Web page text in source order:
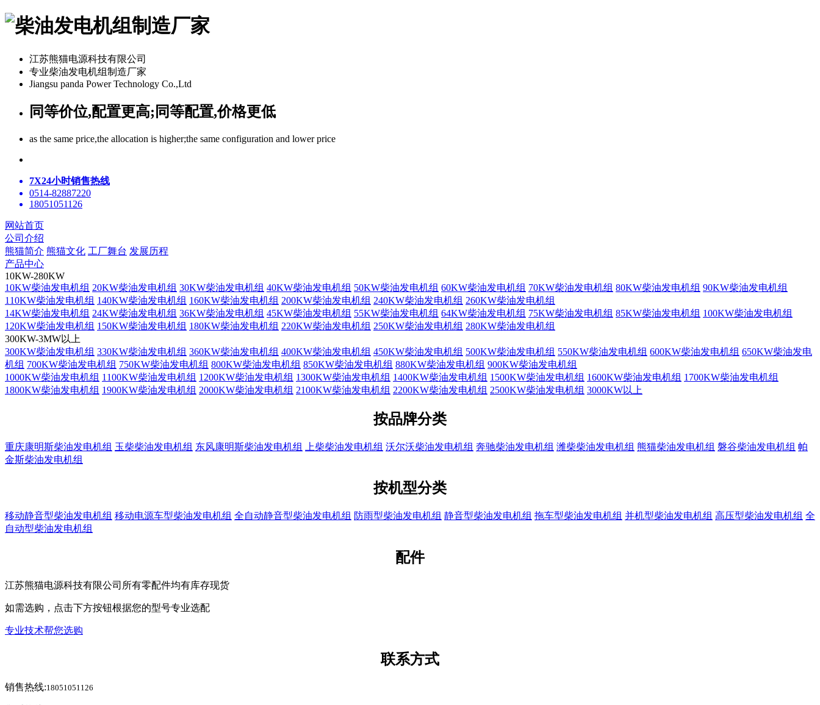
江苏熊猫电源科技有限公司
专业柴油发电机组制造厂家
Jiangsu panda Power Technology Co.,Ltd
同等价位,配置更高;同等配置,价格更低
as the same price,the allocation is higher;the same configuration and lower price
7X24小时销售热线
0514-82887220
18051051126
网站首页
公司介绍
熊猫简介 熊猫文化 工厂舞台 发展历程
产品中心
10KW-280KW
10KW柴油发电机组 20KW柴油发电机组 30KW柴油发电机组 40KW柴油发电机组 50KW柴油发电机组 60KW柴油发电机组 70KW柴油发电机组 80KW柴油发电机组 90KW柴油发电机组
110KW柴油发电机组 140KW柴油发电机组 160KW柴油发电机组 200KW柴油发电机组 240KW柴油发电机组 260KW柴油发电机组
14KW柴油发电机组 24KW柴油发电机组 36KW柴油发电机组 45KW柴油发电机组 55KW柴油发电机组 64KW柴油发电机组 75KW柴油发电机组 85KW柴油发电机组 100KW柴油发电机组
120KW柴油发电机组 150KW柴油发电机组 180KW柴油发电机组 220KW柴油发电机组 250KW柴油发电机组 280KW柴油发电机组
300KW-3MW以上
300KW柴油发电机组 330KW柴油发电机组 360KW柴油发电机组 400KW柴油发电机组 450KW柴油发电机组 500KW柴油发电机组 550KW柴油发电机组 600KW柴油发电机组 650KW柴油发电
机组 700KW柴油发电机组 750KW柴油发电机组 800KW柴油发电机组 850KW柴油发电机组 880KW柴油发电机组 900KW柴油发电机组
1000KW柴油发电机组 1100KW柴油发电机组 1200KW柴油发电机组 1300KW柴油发电机组 1400KW柴油发电机组 1500KW柴油发电机组 1600KW柴油发电机组 1700KW柴油发电机组
1800KW柴油发电机组 1900KW柴油发电机组 2000KW柴油发电机组 2100KW柴油发电机组 2200KW柴油发电机组 2500KW柴油发电机组 3000KW以上
按品牌分类
重庆康明斯柴油发电机组 玉柴柴油发电机组 东风康明斯柴油发电机组 上柴柴油发电机组 沃尔沃柴油发电机组 奔驰柴油发电机组 潍柴柴油发电机组 熊猫柴油发电机组 磐谷柴油发电机组 帕
金斯柴油发电机组
按机型分类
移动静音型柴油发电机组 移动电源车型柴油发电机组 全自动静音型柴油发电机组 防雨型柴油发电机组 静音型柴油发电机组 拖车型柴油发电机组 并机型柴油发电机组 高压型柴油发电机组 全
自动型柴油发电机组
配件
江苏熊猫电源科技有限公司所有零配件均有库存现货
如需选购，点击下方按钮根据您的型号专业选配
专业技术帮您选购
联系方式
销售热线:18051051126